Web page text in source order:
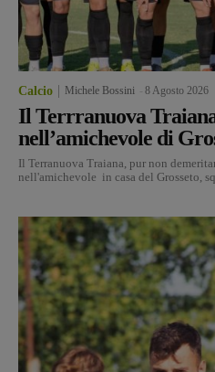
Calcio Michele Bossini 8 Agosto 2026
Il Terrranuova
nell’amichevole di
Il Terranuova Traiana, pur non
nell'amichevole in casa del Grosseto,